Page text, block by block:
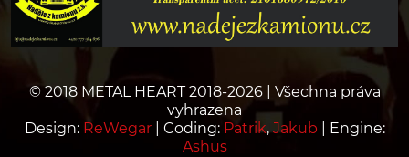
© 2018 METAL HEART 2018-2026 | Všechna práva
vyhrazena
Design: ReWegar| Coding: Patrik,Jakub | Engine:
Ashus